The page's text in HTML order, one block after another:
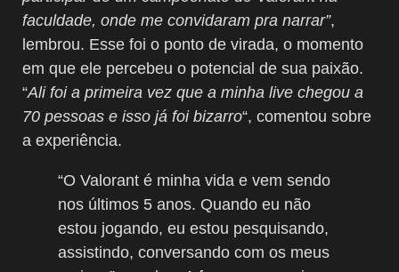
faculdade, onde me convidaram pra narrar”,
lembrou. Esse foi o ponto de virada, o momento
em que ele percebeu o potencial de sua paixão.
“Ali foi a primeira vez que a minha live chegou a
70 pessoas e isso já foi bizarro“, comentou sobre
a experiência.
“O Valorant é minha vida e vem sendo
nos últimos 5 anos. Quando eu não
estou jogando, eu estou pesquisando,
assistindo, conversando com os meus